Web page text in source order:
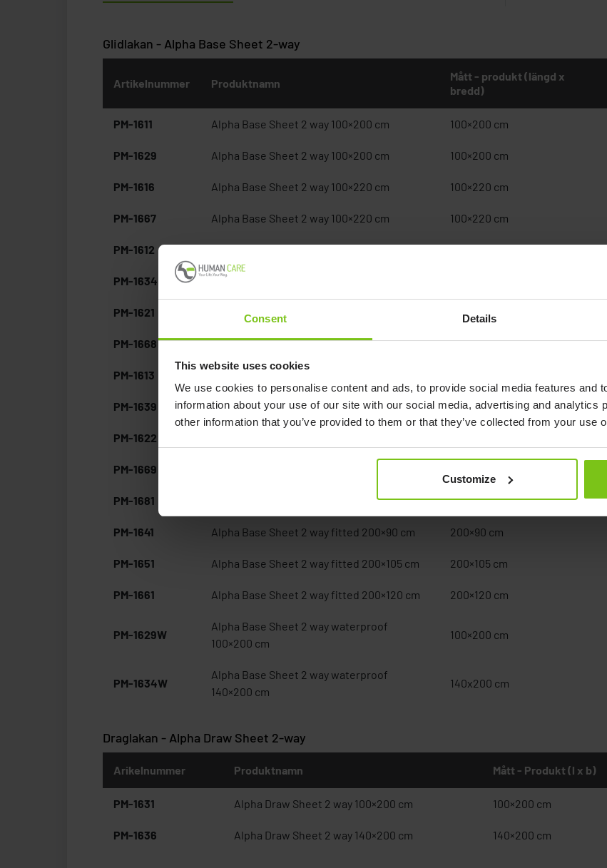
Consent Details
This website uses cookies
We use cookies to personalise content and ads, to provide social media features and
information about your use of our site with our social media, advertising and analytics
other information that you’ve provided to them or that they’ve collected from your use
Customize
Glidlakan - Alpha Base Sheet 2-way
Artikelnummer Produktnamn
Mått - produkt (längd x
bredd)
PM-1611 Alpha Base Sheet 2 way 100×200 cm 100×200 cm
PM-1629 Alpha Base Sheet 2 way 100×200 cm 100×200 cm
PM-1616 Alpha Base Sheet 2 way 100×220 cm 100×220 cm
PM-1667 Alpha Base Sheet 2 way 100×220 cm 100×220 cm
PM-1612 Alpha Base Sheet 2 way 140×200 cm 140×200 cm
PM-1634 Alpha Base Sheet 2 way 140×200 cm
PM-1621 Alpha Base Sheet 2 way 140×220 cm 140×220 cm
PM-1668 Alpha Base Sheet 2 way 140×220 cm 140×220 cm
PM-1613
PM-1639 Alpha Base Sheet 2 way 200×200 cm 200×200 cm
PM-1622
PM-1669
PM-1681 Alpha Base Sheet 2 way 200×280 cm 200×280 cm
PM-1641 Alpha Base Sheet 2 way fitted 200×90 cm 200×90 cm
PM-1651 Alpha Base Sheet 2 way fitted 200×105 cm 200×105 cm
PM-1661 Alpha Base Sheet 2 way fitted 200×120 cm 200×120 cm
PM-1629W
Alpha Base Sheet 2 way waterproof
100×200 cm
100×200 cm
PM-1634W
Alpha Base Sheet 2 way waterproof
140×200 cm
140x200 cm
Draglakan - Alpha Draw Sheet 2-way
Arikelnummer Produktnamn Mått - Produkt (l x b)
PM-1631 Alpha Draw Sheet 2 way 100×200 cm 100×200 cm
PM-1636 Alpha Draw Sheet 2 way 140×200 cm 140×200 cm